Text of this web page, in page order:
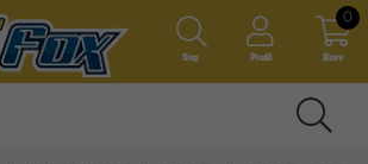
Søg Profil Kurv
0